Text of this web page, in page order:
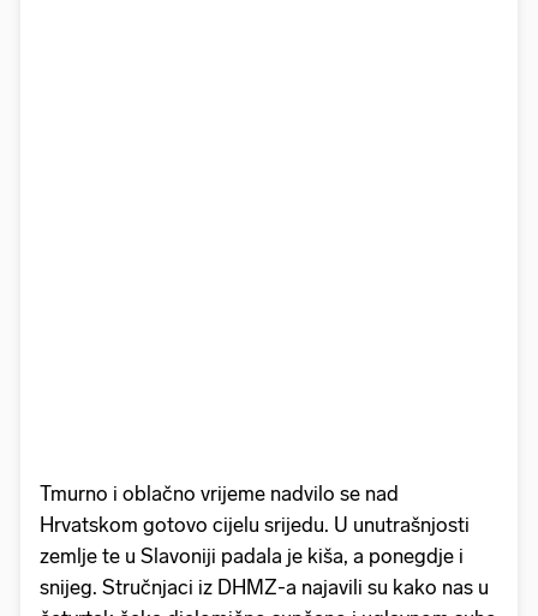
Tmurno i oblačno vrijeme nadvilo se nad
Hrvatskom gotovo cijelu srijedu. U unutrašnjosti
zemlje te u Slavoniji padala je kiša, a ponegdje i
snijeg. Stručnjaci iz DHMZ-a najavili su kako nas u